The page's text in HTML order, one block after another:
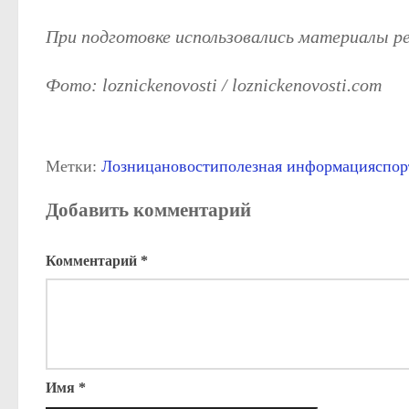
При подготовке использовались материалы
Фото: loznickenovosti / loznickenovosti.com
Метки: Лозницановостиполезная информация
Добавить комментарий
Комментарий *
Имя *